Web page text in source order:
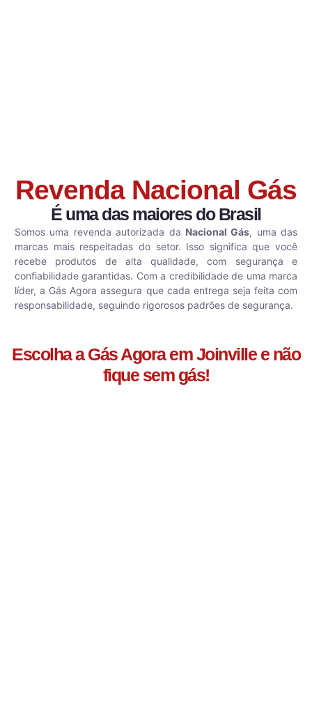
Revenda Nacional Gás
É uma das maiores do Brasil
Somos uma revenda autorizada da Nacional Gás, uma das
marcas mais respeitadas do setor. Isso significa que você
recebe produtos de alta qualidade, com segurança e
confiabilidade garantidas. Com a credibilidade de uma marca
líder, a Gás Agora assegura que cada entrega seja feita com
responsabilidade, seguindo rigorosos padrões de segurança.
Escolha a Gás Agora em Joinville e não
fique sem gás!